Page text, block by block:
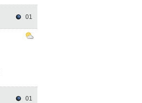
01
01